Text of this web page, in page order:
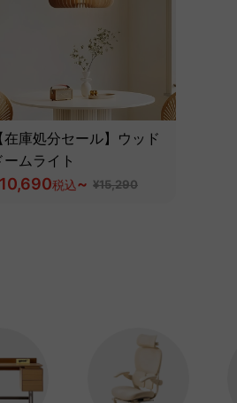
在庫処分セール】ウッド
ームライト
税込~ ¥15,290